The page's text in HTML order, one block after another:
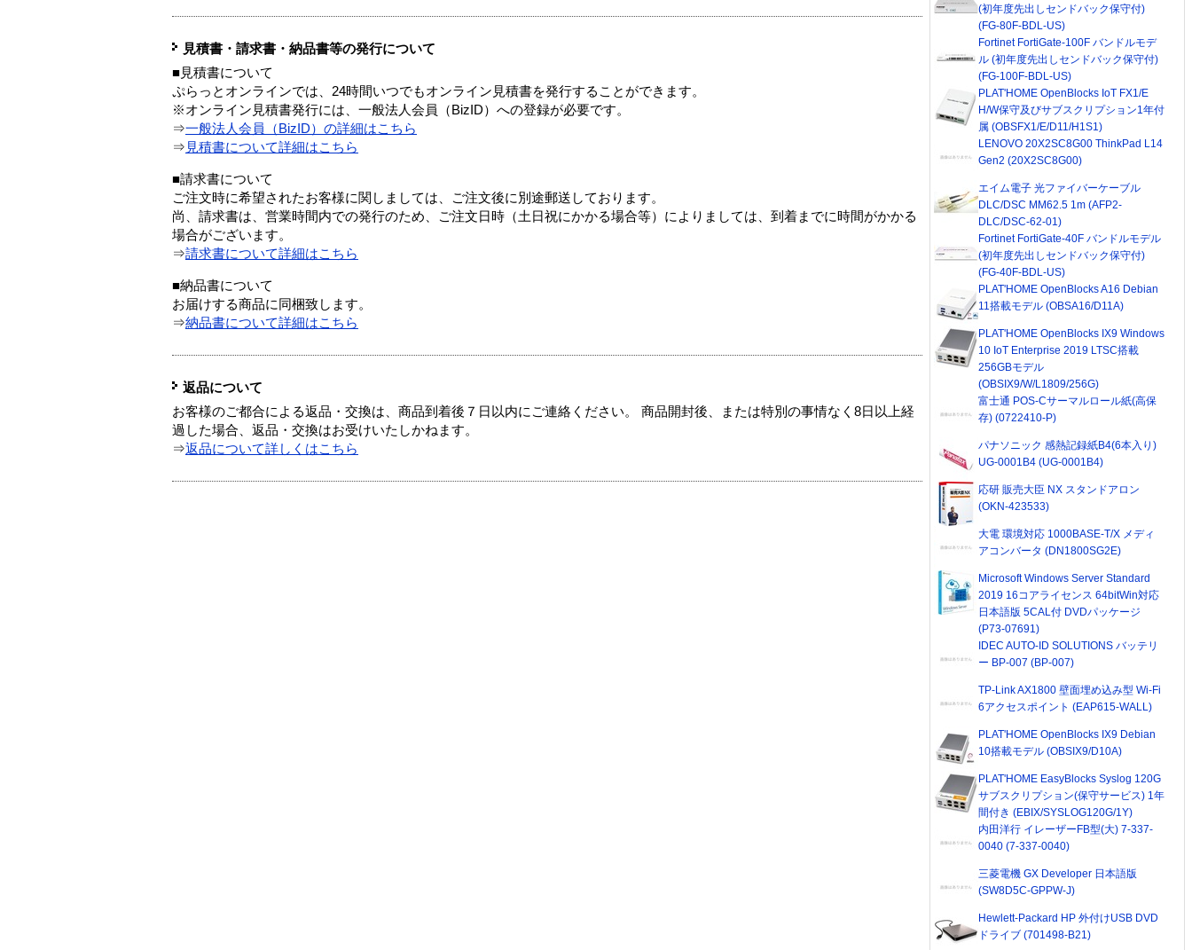
見積書・請求書・納品書等の発行について
■見積書について
ぷらっとオンラインでは、24時間いつでもオンライン見積書を発行することができます。
※オンライン見積書発行には、一般法人会員（BizID）への登録が必要です。
⇒一般法人会員（BizID）の詳細はこちら
⇒ 見積書について詳細はこちら
■請求書について
ご注文時に希望されたお客様に関しましては、ご注文後に別途郵送しております。
尚、請求書は、営業時間内での発行のため、ご注文日時（土日祝にかかる場合等）によりましては、到着までに時間がかかる
場合がございます。
⇒請求書について詳細はこちら
■納品書について
お届けする商品に同梱致します。
⇒納品書について詳細はこちら
返品について
お客様のご都合による返品・交換は、商品到着後７日以内にご連絡ください。 商品開封後、または特別の事情なく8日以上経
過した場合、返品・交換はお受けいたしかねます。
⇒返品について詳しくはこちら
(初年度先出しセンドバック保守付)
(FG-80F-BDL-US)
Fortinet FortiGate-100F バンドルモデ
ル (初年度先出しセンドバック保守付)
(FG-100F-BDL-US)
PLAT'HOME OpenBlocks IoT FX1/E
H/W保守及びサブスクリプション1年付
属 (OBSFX1/E/D11/H1S1)
LENOVO 20X2SC8G00 ThinkPad L14
Gen2 (20X2SC8G00)
エイム電子 光ファイバーケーブル
DLC/DSC MM62.5 1m (AFP2-
DLC/DSC-62-01)
Fortinet FortiGate-40F バンドルモデル
(初年度先出しセンドバック保守付)
(FG-40F-BDL-US)
PLAT'HOME OpenBlocks A16 Debian
11搭載モデル (OBSA16/D11A)
PLAT'HOME OpenBlocks IX9 Windows
10 IoT Enterprise 2019 LTSC搭載
256GBモデル
(OBSIX9/W/L1809/256G)
富士通 POS-Cサーマルロール紙(高保
存) (0722410-P)
パナソニック 感熱記録紙B4(6本入り)
UG-0001B4 (UG-0001B4)
応研 販売大臣 NX スタンドアロン
(OKN-423533)
大電 環境対応 1000BASE-T/X メディ
アコンバータ (DN1800SG2E)
Microsoft Windows Server Standard
2019 16コアライセンス 64bitWin対応
日本語版 5CAL付 DVDパッケージ
(P73-07691)
IDEC AUTO-ID SOLUTIONS バッテリ
ー BP-007 (BP-007)
TP-Link AX1800 壁面埋め込み型 Wi-Fi
6アクセスポイント (EAP615-WALL)
PLAT'HOME OpenBlocks IX9 Debian
10搭載モデル (OBSIX9/D10A)
PLAT'HOME EasyBlocks Syslog 120G
サブスクリプション(保守サービス) 1年
間付き (EBIX/SYSLOG120G/1Y)
内田洋行 イレーザーFB型(大) 7-337-
0040 (7-337-0040)
三菱電機 GX Developer 日本語版
(SW8D5C-GPPW-J)
Hewlett-Packard HP 外付けUSB DVD
ドライブ (701498-B21)